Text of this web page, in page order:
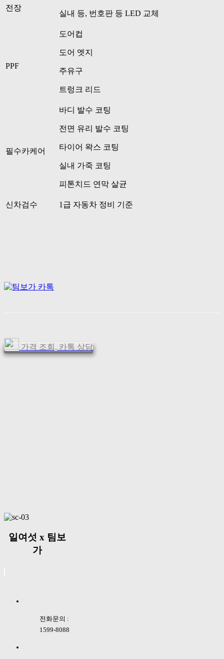
전장
실내 등, 번호판 등 LED 교체
PPF
도어컵
도어 엣지
주유구
트렁크 리드
필수카케어
바디 발수 코팅
전면 유리 발수 코팅
타이어 왁스 코팅
실내 가죽 코팅
피톤치드 연막 살균
신차검수 1급 자동차 정비 기준
가격 조회, 카톡 상담
일여섯 x 팀보
가
전화문의 :
1599-8088